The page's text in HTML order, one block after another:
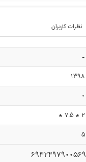
نظرات کاربران
-
1398
0
2 * 7.5 *
5
6942497900569